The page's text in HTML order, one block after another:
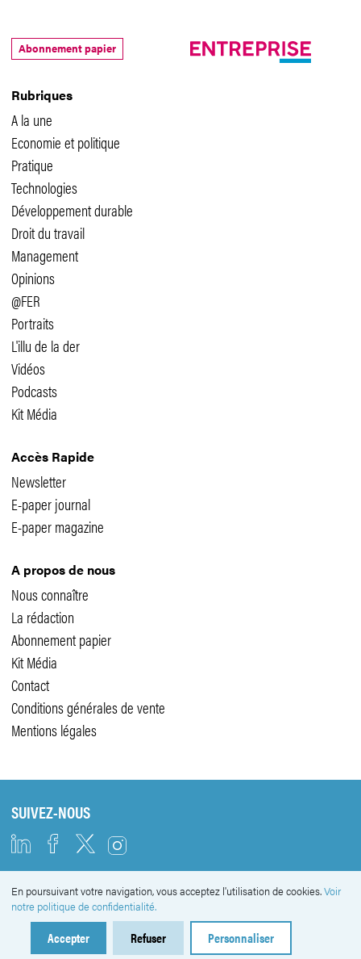
Rubriques
A la une
Economie et politique
Pratique
Technologies
Développement durable
Droit du travail
Management
Opinions
@FER
Portraits
L'illu de la der
Vidéos
Podcasts
Kit Média
Accès Rapide
Newsletter
E-paper journal
E-paper magazine
A propos de nous
Nous connaître
La rédaction
Abonnement papier
Kit Média
Contact
Conditions générales de vente
Mentions légales
Abonnement papier
SUIVEZ-NOUS
NEWSLETTER
En poursuivant votre navigation, vous acceptez l'utilisation de cookies.Voir
notre politique de confidentialité.
Accepter Refuser Personnaliser